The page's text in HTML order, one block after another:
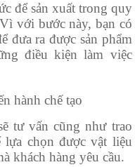
để sản xuất trong quy
với bước này, bạn có
đưa ra được sản phẩm
điều kiện làm việc
hành chế tạo
tư vấn cũng như trao
chọn được vật liệu
khách hàng yêu cầu.